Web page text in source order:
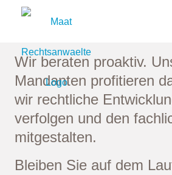
NEWS
Wir beraten proaktiv.
Mandanten profitieren
wir rechtliche
verfolgen und den
mitgestalten.
Bleiben Sie auf dem